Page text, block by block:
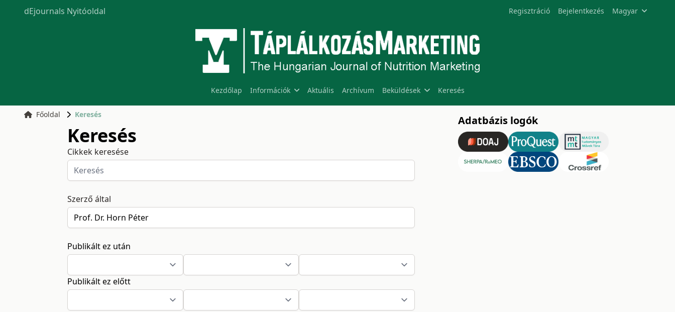
dEjournals Nyitóoldal Regisztráció Bejelentkezés Magyar
Kezdőlap Információk Aktuális Archívum Beküldések Keresés
Főoldal Keresés
Keresés
Cikkek keresése
Szerző által
Publikált ez után
Publikált ez előtt
Adatbázis logók